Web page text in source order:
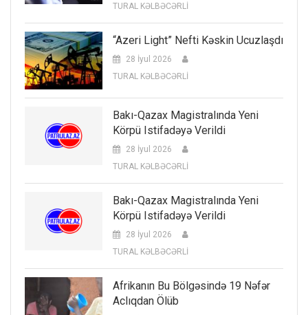
TURAL KƏLBƏCƏRLİ
“Azeri Light” Nefti Kəskin Ucuzlaşdı
28 İyul 2026
TURAL KƏLBƏCƏRLİ
Bakı-Qazax Magistralında Yeni
Körpü Istifadəyə Verildi
28 İyul 2026
TURAL KƏLBƏCƏRLİ
Bakı-Qazax Magistralında Yeni
Körpü Istifadəyə Verildi
28 İyul 2026
TURAL KƏLBƏCƏRLİ
Afrikanın Bu Bölgəsində 19 Nəfər
Aclıqdan Ölüb